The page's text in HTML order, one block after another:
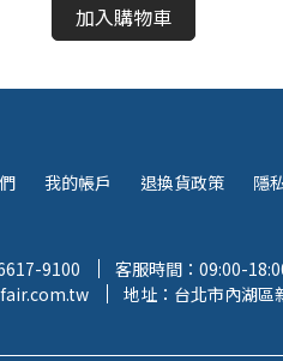
加入購物車
我的帳戶 退換貨政策 隱
9100
客服時間：09:00-
地址：台北市內湖區